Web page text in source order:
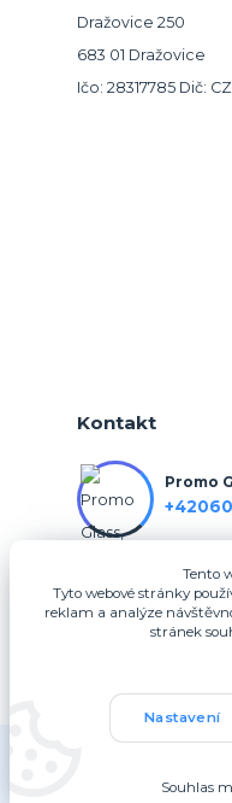
Dražovice 250
683 01 Dražovice
Ičo: 28317785 Dič:
Kontakt
Promo
Tento
Tyto webové stránky
reklam a analýze
stránek
Nastavení
Souhlas